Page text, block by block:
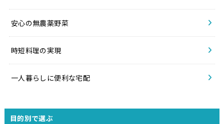
安心の無農薬野菜
時短料理の実現
一人暮らしに便利な宅配
目的別で選ぶ